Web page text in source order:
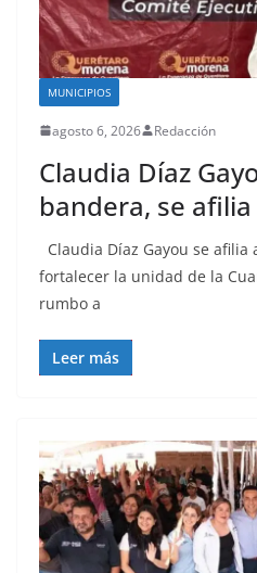
MUNICIPIOS
agosto 6, 2026 Redacción
Claudia Díaz
bandera, se
Claudia Díaz Gayou se afilia
fortalecer la unidad de la
rumbo a
Leer más